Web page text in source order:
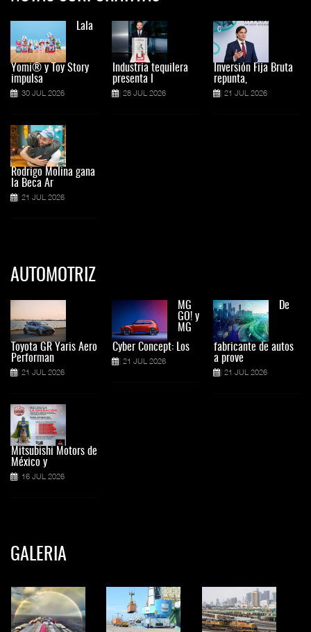
Lala
Yomi® y Toy Story
impulsa
30 JUL 2026
Rodrigo Molina gana
la Beca Ar
21 JUL 2026
Industria tequilera
presenta l
28 JUL 2026
Inversión Fija Bruta
repunta,
21 JUL 2026
AUTOMOTRIZ
Toyota GR Yaris Aero
Performan
21 JUL 2026
Mitsubishi Motors de
México y
16 JUL 2026
MG
GO! y
MG
Cyber Concept: Los
21 JUL 2026
De
fabricante de autos
a prove
21 JUL 2026
GALERIA